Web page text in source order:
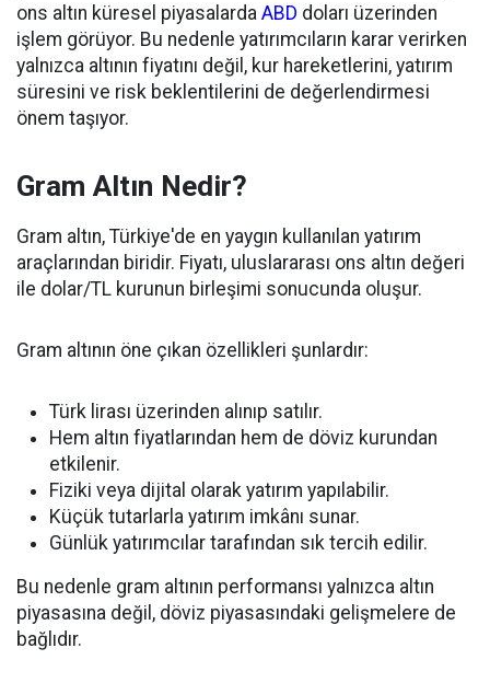
ons altın küresel piyasalarda ABD doları üzerinden
işlem görüyor. Bu nedenle yatırımcıların karar verirken
yalnızca altının fiyatını değil, kur hareketlerini, yatırım
süresini ve risk beklentilerini de değerlendirmesi
önem taşıyor.
Gram Altın Nedir?
Gram altın, Türkiye'de en yaygın kullanılan yatırım
araçlarından biridir. Fiyatı, uluslararası ons altın değeri
ile dolar/TL kurunun birleşimi sonucunda oluşur.
Gram altının öne çıkan özellikleri şunlardır:
Türk lirası üzerinden alınıp satılır.
Hem altın fiyatlarından hem de döviz kurundan
etkilenir.
Fiziki veya dijital olarak yatırım yapılabilir.
Küçük tutarlarla yatırım imkânı sunar.
Günlük yatırımcılar tarafından sık tercih edilir.
Bu nedenle gram altının performansı yalnızca altın
piyasasına değil, döviz piyasasındaki gelişmelere de
bağlıdır.